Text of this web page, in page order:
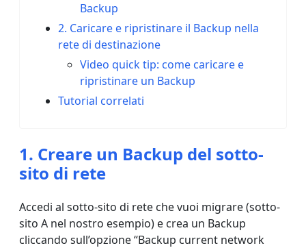
Backup
2. Caricare e ripristinare il Backup nella
rete di destinazione
Video quick tip: come caricare e
ripristinare un Backup
Tutorial correlati
1. Creare un Backup del sotto-
sito di rete
Accedi al sotto-sito di rete che vuoi migrare (sotto-
sito A nel nostro esempio) e crea un Backup
cliccando sull’opzione “Backup current network